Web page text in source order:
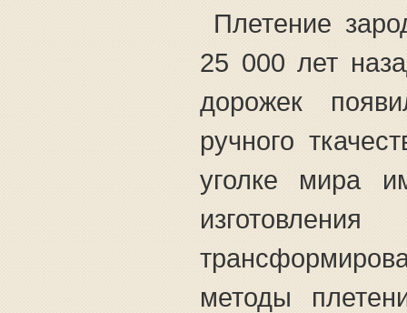
Плетение
25 000 лет
дорожек
ручного
уголке мира
методы